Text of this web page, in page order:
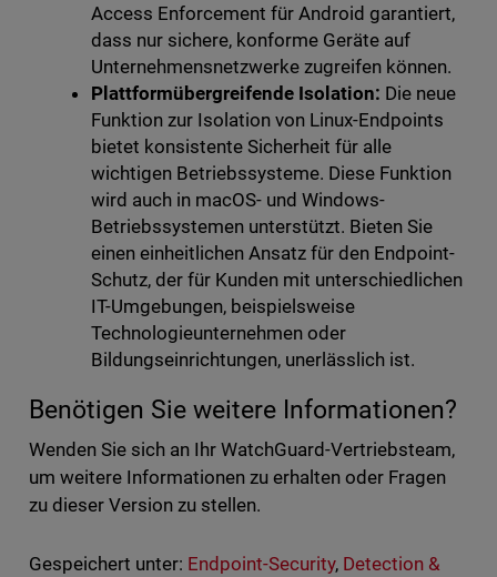
Access Enforcement für Android garantiert,
dass nur sichere, konforme Geräte auf
Unternehmensnetzwerke zugreifen können.
Plattformübergreifende Isolation: Die neue
Funktion zur Isolation von Linux-Endpoints
bietet konsistente Sicherheit für alle
wichtigen Betriebssysteme. Diese Funktion
wird auch in macOS- und Windows-
Betriebssystemen unterstützt. Bieten Sie
einen einheitlichen Ansatz für den Endpoint-
Schutz, der für Kunden mit unterschiedlichen
IT-Umgebungen, beispielsweise
Technologieunternehmen oder
Bildungseinrichtungen, unerlässlich ist.
Benötigen Sie weitere Informationen?
Wenden Sie sich an Ihr WatchGuard-Vertriebsteam,
um weitere Informationen zu erhalten oder Fragen
zu dieser Version zu stellen.
Gespeichert unter: Endpoint-Security, Detection &